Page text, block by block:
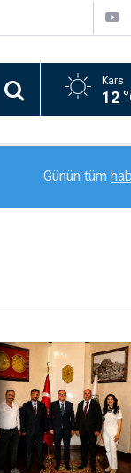
Kars
12
Hakkari-İranGünün tüm